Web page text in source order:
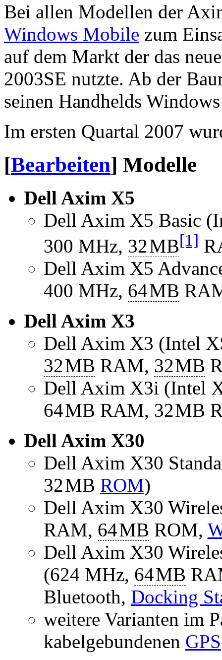
Bei allen Modellen der
Windows Mobile zum
auf dem Markt der das
2003SE nutzte. Ab der
seinen Handhelds
Im ersten Quartal 2007
[Bearbeiten] Modelle
Dell Axim X5
Dell Axim X5 Basic
300 MHz, 32MB[1]
Dell Axim X5
400 MHz, 64MB
Dell Axim X3
Dell Axim X3 (Intel
32MB RAM, 32MB
Dell Axim X3i (Intel
64MB RAM, 32MB
Dell Axim X30
Dell Axim X30
32MB ROM)
Dell Axim X30
RAM, 64MB ROM,
Dell Axim X30
(624 MHz, 64MB
Bluetooth, Docking
weitere Varianten im
kabelgebundenen GPS